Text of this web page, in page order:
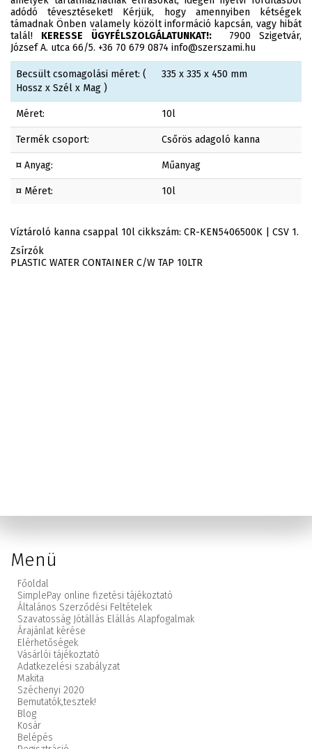
adódó tévesztéseket! Kérjük, hogy amennyiben kétségek
támadnak Önben valamely közölt információ kapcsán, vagy hibát
talál! KERESSE ÜGYFÉLSZOLGÁLATUNKAT!:7900 Szigetvár,
József A. utca 66/5. +36 70 679 0874 info@szerszami.hu
Becsült csomagolási méret: (
Hossz x Szél x Mag )
335 x 335 x 450 mm
Méret: 10l
Termék csoport: Csőrös adagoló kanna
¤ Anyag: Műanyag
¤ Méret: 10l
Víztároló kanna csappal 10l cikkszám: CR-KEN5406500K | CSV 1.
Zsírzók
PLASTIC WATER CONTAINER C/W TAP 10LTR
Menü
Főoldal
SimplePay online fizetési tájékoztató
Általános Szerződési Feltételek
Szavatosság Jótállás Elállás Alapfogalmak
Árajánlat kérése
Elérhetőségek
Vásárlói tájékoztató
Adatkezelési szabályzat
Makita
Széchenyi 2020
Bemutatók,tesztek!
Blog
Kosár
Belépés